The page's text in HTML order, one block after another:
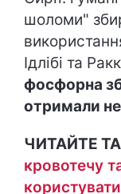
шоломи"
Ідлібі та
фосфорна
отримали
ЧИТАЙТЕ
кровотечу